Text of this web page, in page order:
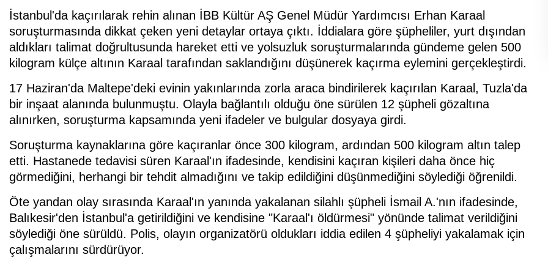
İstanbul'da kaçırılarak rehin alınan İBB Kültür AŞ Genel Müdür Yardımcısı Erhan Karaal
soruşturmasında dikkat çeken yeni detaylar ortaya çıktı. İddialara göre şüpheliler, yurt dışından
aldıkları talimat doğrultusunda hareket etti ve yolsuzluk soruşturmalarında gündeme gelen 500
kilogram külçe altının Karaal tarafından saklandığını düşünerek kaçırma eylemini gerçekleştirdi.
17 Haziran'da Maltepe'deki evinin yakınlarında zorla araca bindirilerek kaçırılan Karaal, Tuzla'da
bir inşaat alanında bulunmuştu. Olayla bağlantılı olduğu öne sürülen 12 şüpheli gözaltına
alınırken, soruşturma kapsamında yeni ifadeler ve bulgular dosyaya girdi.
Soruşturma kaynaklarına göre kaçıranlar önce 300 kilogram, ardından 500 kilogram altın talep
etti. Hastanede tedavisi süren Karaal'ın ifadesinde, kendisini kaçıran kişileri daha önce hiç
görmediğini, herhangi bir tehdit almadığını ve takip edildiğini düşünmediğini söylediği öğrenildi.
Öte yandan olay sırasında Karaal'ın yanında yakalanan silahlı şüpheli İsmail A.'nın ifadesinde,
Balıkesir'den İstanbul'a getirildiğini ve kendisine "Karaal'ı öldürmesi" yönünde talimat verildiğini
söylediği öne sürüldü. Polis, olayın organizatörü oldukları iddia edilen 4 şüpheliyi yakalamak için
çalışmalarını sürdürüyor.